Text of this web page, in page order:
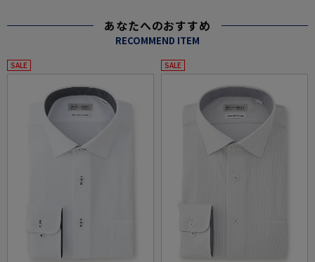
あなたへのおすすめ
RECOMMEND ITEM
SALE SALE